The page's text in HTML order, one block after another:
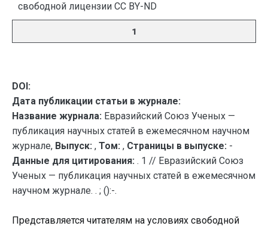
свободной лицензии CC BY-ND
1
DOI:
Дата публикации статьи в журнале:
Название журнала: Евразийский Союз Ученых —
публикация научных статей в ежемесячном научном
журнале, Выпуск: , Том: , Страницы в выпуске: -
Данные для цитирования: . 1 // Евразийский Союз
Ученых — публикация научных статей в ежемесячном
научном журнале. . ; ():-.
Представляется читателям на условиях свободной